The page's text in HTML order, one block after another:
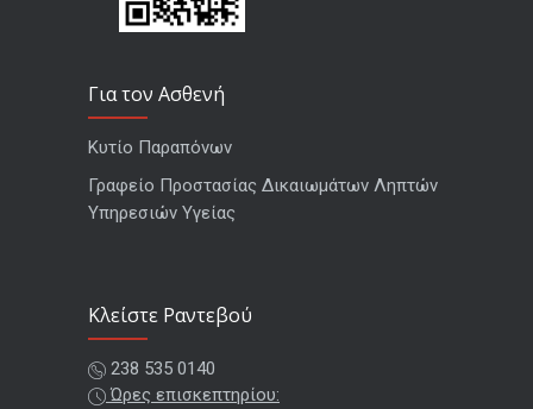
Για τον Ασθενή
Κυτίο Παραπόνων
Γραφείο Προστασίας Δικαιωμάτων Ληπτών
Υπηρεσιών Υγείας
Kλείστε Ραντεβού
238 535 0140
Ώρες επισκεπτηρίου: